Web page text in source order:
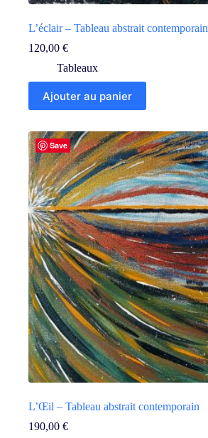
L’éclair – Tableau abstrait contemporain
120,00 €
Tableaux
Ajouter au panier
Save
L’Œil – Tableau abstrait contemporain
190,00 €